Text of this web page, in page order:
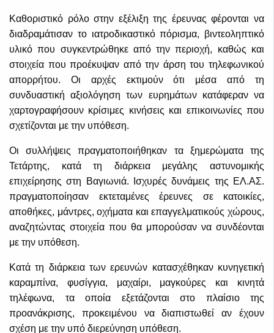
Καθοριστικό ρόλο στην εξέλιξη της έρευνας φέρονται να
διαδραμάτισαν το ιατροδικαστικό πόρισμα, βιντεοληπτικό
υλικό που συγκεντρώθηκε από την περιοχή, καθώς και
στοιχεία που προέκυψαν από την άρση του τηλεφωνικού
απορρήτου. Οι αρχές εκτιμούν ότι μέσα από τη
συνδυαστική αξιολόγηση των ευρημάτων κατάφεραν να
χαρτογραφήσουν κρίσιμες κινήσεις και επικοινωνίες που
σχετίζονται με την υπόθεση.
Οι συλλήψεις πραγματοποιήθηκαν τα ξημερώματα της
Τετάρτης, κατά τη διάρκεια μεγάλης αστυνομικής
επιχείρησης στη Βαγιωνιά. Ισχυρές δυνάμεις της ΕΛ.ΑΣ.
πραγματοποίησαν εκτεταμένες έρευνες σε κατοικίες,
αποθήκες, μάντρες, οχήματα και επαγγελματικούς χώρους,
αναζητώντας στοιχεία που θα μπορούσαν να συνδέονται
με την υπόθεση.
Κατά τη διάρκεια των ερευνών κατασχέθηκαν κυνηγετική
καραμπίνα, φυσίγγια, μαχαίρι, μαγκούρες και κινητά
τηλέφωνα, τα οποία εξετάζονται στο πλαίσιο της
προανάκρισης, προκειμένου να διαπιστωθεί αν έχουν
σχέση με την υπό διερεύνηση υπόθεση.